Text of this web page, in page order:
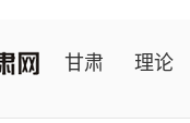
甘肃 理论